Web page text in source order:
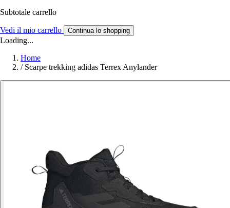
Subtotale carrello
Vedi il mio carrello Continua lo shopping
Loading...
Home
/ Scarpe trekking adidas Terrex Anylander